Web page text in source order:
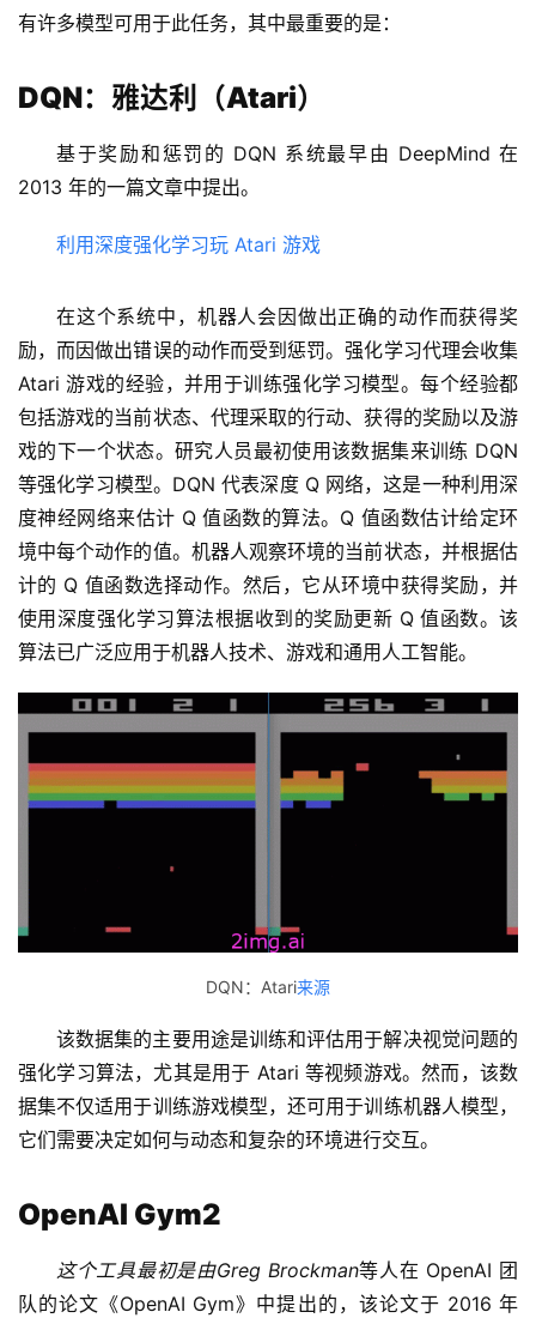
有许多模型可用于此任务，其中最重要的是：
DQN：雅达利（Atari）
基于奖励和惩罚的 DQN 系统最早由 DeepMind 在
2013 年的一篇文章中提出。
利用深度强化学习玩 Atari 游戏
在这个系统中，机器人会因做出正确的动作而获得奖
励，而因做出错误的动作而受到惩罚。强化学习代理会收集
Atari 游戏的经验，并用于训练强化学习模型。每个经验都
包括游戏的当前状态、代理采取的行动、获得的奖励以及游
戏的下一个状态。研究人员最初使用该数据集来训练 DQN
等强化学习模型。DQN 代表深度 Q 网络，这是一种利用深
度神经网络来估计 Q 值函数的算法。Q 值函数估计给定环
境中每个动作的值。机器人观察环境的当前状态，并根据估
计的 Q 值函数选择动作。然后，它从环境中获得奖励，并
使用深度强化学习算法根据收到的奖励更新 Q 值函数。该
算法已广泛应用于机器人技术、游戏和通用人工智能。
DQN：Atari来源
该数据集的主要用途是训练和评估用于解决视觉问题的
强化学习算法，尤其是用于 Atari 等视频游戏。然而，该数
据集不仅适用于训练游戏模型，还可用于训练机器人模型，
它们需要决定如何与动态和复杂的环境进行交互。
OpenAI Gym2
这个工具最初是由Greg Brockman等人在 OpenAI 团
队的论文《OpenAI Gym》中提出的，该论文于 2016 年